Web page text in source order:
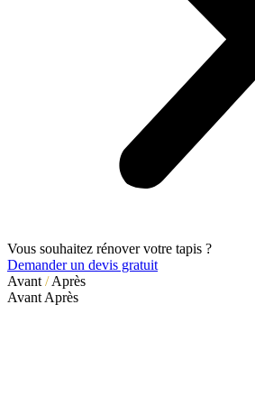
Vous souhaitez rénover votre tapis ?
Demander un devis gratuit
Avant /Après
Avant Après